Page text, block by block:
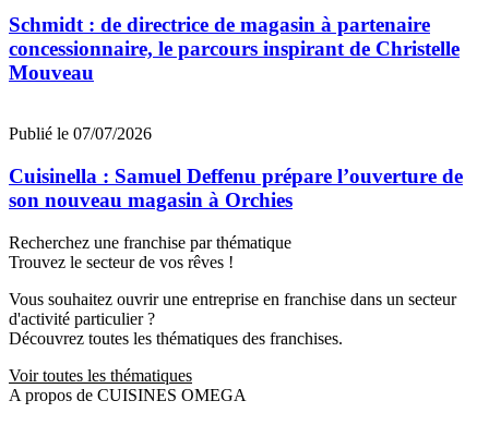
Schmidt : de directrice de magasin à partenaire
concessionnaire, le parcours inspirant de Christelle
Mouveau
Publié le 07/07/2026
Cuisinella : Samuel Deffenu prépare l’ouverture de
son nouveau magasin à Orchies
Recherchez une franchise par thématique
Trouvez le secteur de vos rêves !
Vous souhaitez ouvrir une entreprise en franchise dans un secteur
d'activité particulier ?
Découvrez toutes les thématiques des franchises.
Voir toutes les thématiques
A propos de CUISINES OMEGA